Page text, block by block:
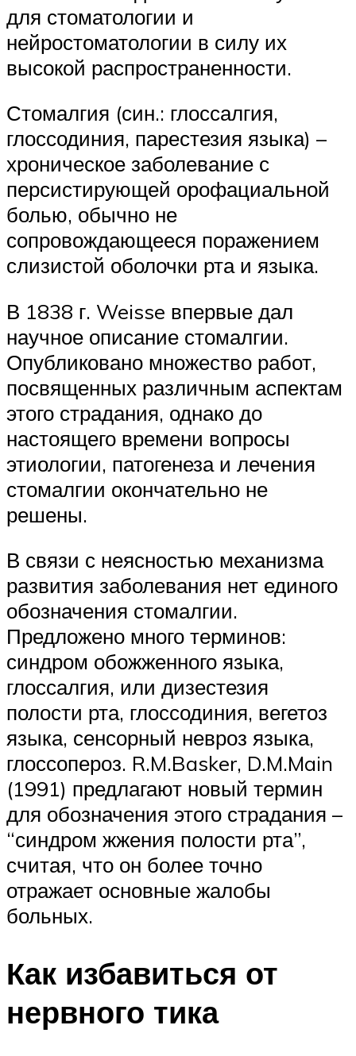
для стоматологии и
нейростоматологии в силу их
высокой распространенности.
Стомалгия (син.: глоссалгия,
глоссодиния, парестезия языка) –
хроническое заболевание с
персистирующей орофациальной
болью, обычно не
сопровождающееся поражением
слизистой оболочки рта и языка.
В 1838 г. Weisse впервые дал
научное описание стомалгии.
Опубликовано множество работ,
посвященных различным аспектам
этого страдания, однако до
настоящего времени вопросы
этиологии, патогенеза и лечения
стомалгии окончательно не
решены.
В связи с неясностью механизма
развития заболевания нет единого
обозначения стомалгии.
Предложено много терминов:
синдром обожженного языка,
глоссалгия, или дизестезия
полости рта, глоссодиния, вегетоз
языка, сенсорный невроз языка,
глоссопероз. R.M.Basker, D.M.Main
(1991) предлагают новый термин
для обозначения этого страдания –
“синдром жжения полости рта”,
считая, что он более точно
отражает основные жалобы
больных.
Как избавиться от
нервного тика